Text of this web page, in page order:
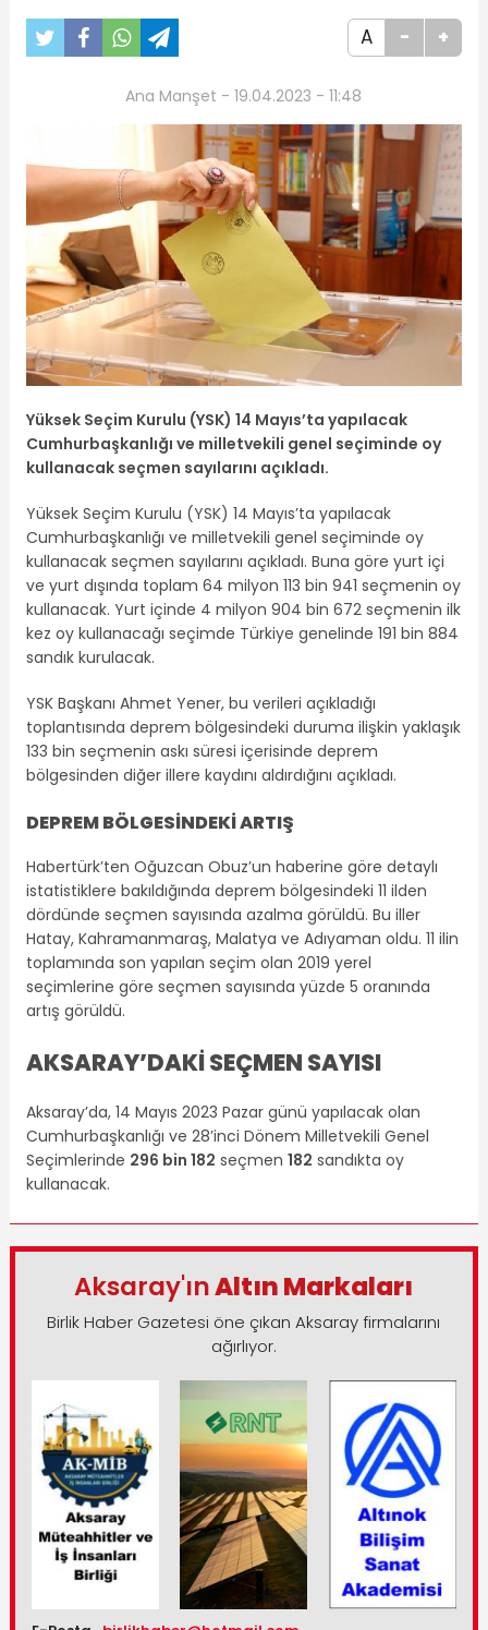
A - +
Ana Manşet - 19.04.2023 - 11:48
Yüksek Seçim Kurulu (YSK) 14 Mayıs’ta yapılacak
Cumhurbaşkanlığı ve milletvekili genel seçiminde oy
kullanacak seçmen sayılarını açıkladı.
Yüksek Seçim Kurulu (YSK) 14 Mayıs’ta yapılacak
Cumhurbaşkanlığı ve milletvekili genel seçiminde oy
kullanacak seçmen sayılarını açıkladı. Buna göre yurt içi
ve yurt dışında toplam 64 milyon 113 bin 941 seçmenin oy
kullanacak. Yurt içinde 4 milyon 904 bin 672 seçmenin ilk
kez oy kullanacağı seçimde Türkiye genelinde 191 bin 884
sandık kurulacak.
YSK Başkanı Ahmet Yener, bu verileri açıkladığı
toplantısında deprem bölgesindeki duruma ilişkin yaklaşık
133 bin seçmenin askı süresi içerisinde deprem
bölgesinden diğer illere kaydını aldırdığını açıkladı.
DEPREM BÖLGESİNDEKİ ARTIŞ
Habertürk’ten Oğuzcan Obuz’un haberine göre detaylı
istatistiklere bakıldığında deprem bölgesindeki 11 ilden
dördünde seçmen sayısında azalma görüldü. Bu iller
Hatay, Kahramanmaraş, Malatya ve Adıyaman oldu. 11 ilin
toplamında son yapılan seçim olan 2019 yerel
seçimlerine göre seçmen sayısında yüzde 5 oranında
artış görüldü.
AKSARAY’DAKİ SEÇMEN SAYISI
Aksaray’da, 14 Mayıs 2023 Pazar günü yapılacak olan
Cumhurbaşkanlığı ve 28’inci Dönem Milletvekili Genel
Seçimlerinde 296 bin 182 seçmen 182 sandıkta oy
kullanacak.
Aksaray'ınAltın Markaları
Birlik Haber Gazetesi öne çıkan Aksaray firmalarını
ağırlıyor.